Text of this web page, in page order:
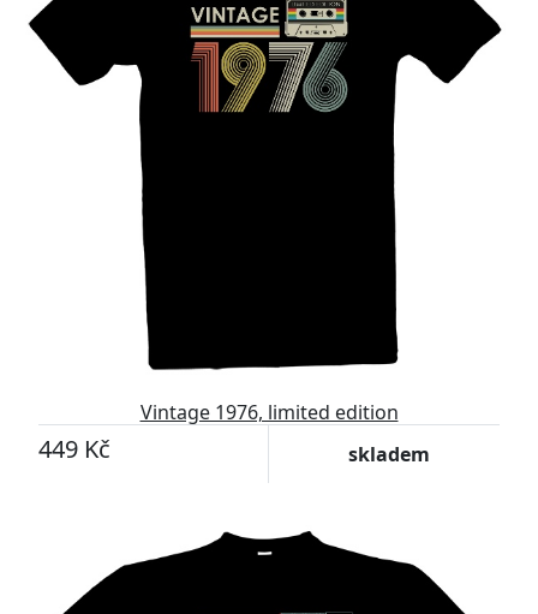
Vintage 1976, limited edition
449 Kč skladem